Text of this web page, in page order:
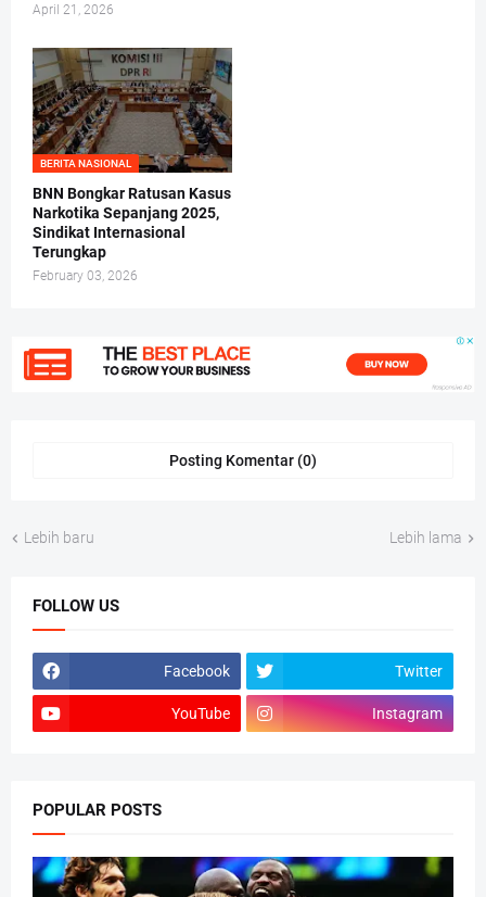
April 21, 2026
BERITA NASIONAL
BNN Bongkar Ratusan Kasus
Narkotika Sepanjang 2025,
Sindikat Internasional
Terungkap
February 03, 2026
Posting Komentar (0)
Lebih baru Lebih lama
FOLLOW US
Facebook Twitter
YouTube Instagram
POPULAR POSTS